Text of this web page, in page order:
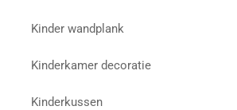
Kinder wandplank
Kinderkamer decoratie
Kinderkussen